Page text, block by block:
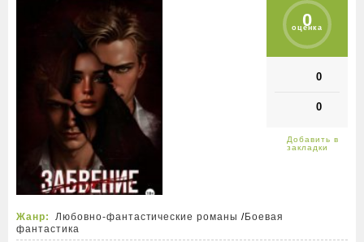
0
оценка
0
0
Жанр: Любовно-фантастические романы /Боевая
фантастика